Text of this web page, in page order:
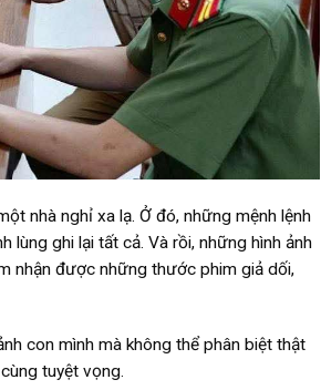
nhà nghỉ xa lạ. Ở đó, những mệnh lệnh
lùng ghi lại tất cả. Và rồi, những hình ảnh
nhận được những thước phim giả dối,
con mình mà không thể phân biệt thật
tuyệt vọng.